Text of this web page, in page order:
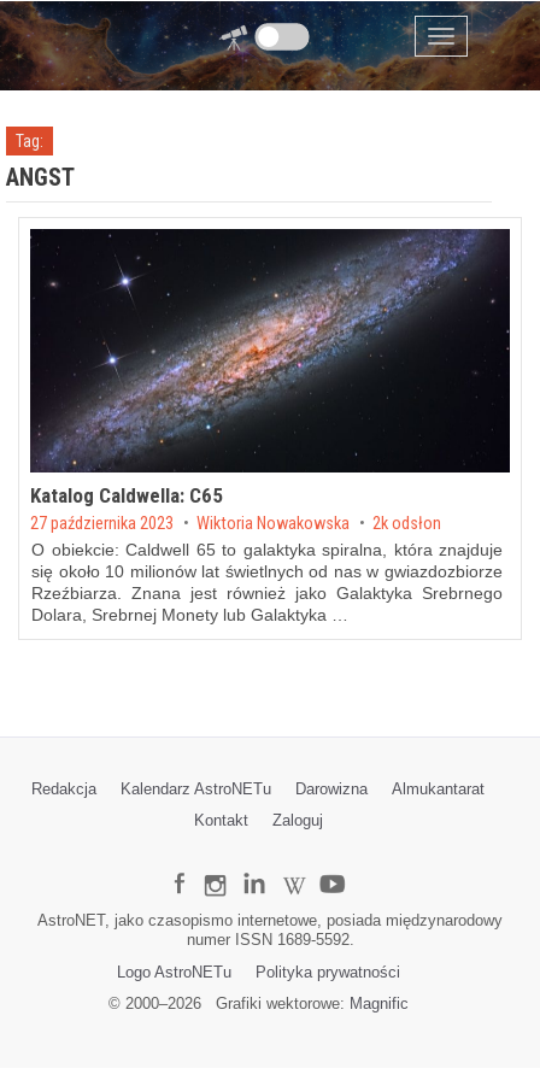
Przejdź do zawartości
Menu
Tag:
ANGST
Katalog Caldwella: C65
Posted on
27 października 2023 byWiktoria Nowakowska 2k odsłon
O obiekcie: Caldwell 65 to galaktyka spiralna, która znajduje
się około 10 milionów lat świetlnych od nas w gwiazdozbiorze
Rzeźbiarza. Znana jest również jako Galaktyka Srebrnego
Dolara, Srebrnej Monety lub Galaktyka …
Redakcja Kalendarz AstroNETu Darowizna
Almukantarat
Kontakt
Zaloguj
AstroNET, jako czasopismo internetowe, posiada międzynarodowy
numer ISSN 1689-5592.
Logo AstroNETu
Polityka prywatności
© 2000–2026Grafiki wektorowe: Magnific